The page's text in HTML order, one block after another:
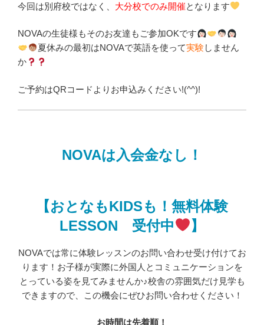
今回は別府校ではなく、 大分校でのみ開催となります
NOVAの生徒様もそのお友達もご参加OKです
夏休みの最初はNOVAで英語を使って実験 しません
か
ご予約はQRコードよりお申込みください!(^^)!
NOVAは入会金なし！
【おとなもKIDSも！無料体験
LESSON 受付中
】
NOVAでは常に体験レッスンのお問い合わせ受け付けてお
ります！お子様が実際に外国人とコミュニケーションを
とっている姿を見てみませんか♪校舎の雰囲気だけ見学も
できますので、この機会にぜひお問い合わせください！
お時間は先着順！